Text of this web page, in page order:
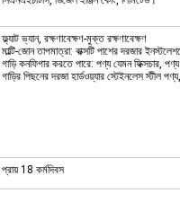
ফ্ল্যাট ভ্যান, রক্ষণাবেক্ষণ-মুক্ত রক্ষণাবেক্ষণ
মাল্টি-জোন তাপমাত্রা: বাক্সটি পাশের দরজার
গাড়ি কনফিগার করতে পারে: পণ্য যেমন ফিক্সচার,
গাড়ির পিছনের দরজা হার্ডওয়্যার স্টেইনলেস স্টীল
প্রায় 18 কর্মদিবস